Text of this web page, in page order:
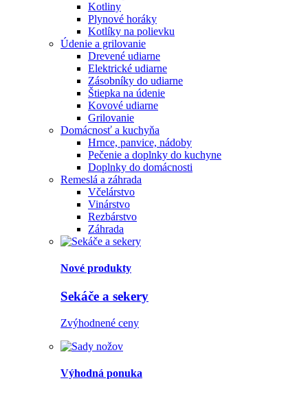
Kotliny
Plynové horáky
Kotlíky na polievku
Údenie a grilovanie
Drevené udiarne
Elektrické udiarne
Zásobníky do udiarne
Štiepka na údenie
Kovové udiarne
Grilovanie
Domácnosť a kuchyňa
Hrnce, panvice, nádoby
Pečenie a doplnky do kuchyne
Doplnky do domácnosti
Remeslá a záhrada
Včelárstvo
Vinárstvo
Rezbárstvo
Záhrada
Nové produkty
Sekáče a sekery
Zvýhodnené ceny
Výhodná ponuka